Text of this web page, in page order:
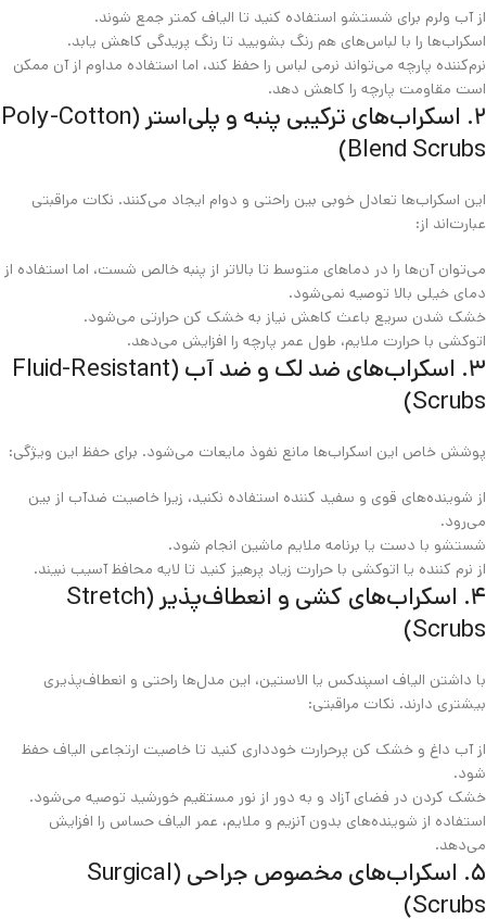
از آب ولرم برای شستشو استفاده کنید تا الیاف کمتر جمع شوند.
اسکراب‌ها را با لباس‌های هم‌ رنگ بشویید تا رنگ‌ پریدگی کاهش یابد.
نرم‌کننده پارچه می‌تواند نرمی لباس را حفظ کند، اما استفاده مداوم از آن ممکن
است مقاومت پارچه را کاهش دهد.
۲. اسکراب‌های ترکیبی پنبه و پلی‌استر (Poly-Cotton
Blend Scrubs)
این اسکراب‌ها تعادل خوبی بین راحتی و دوام ایجاد می‌کنند. نکات مراقبتی
عبارت‌اند از:
می‌توان آن‌ها را در دماهای متوسط تا بالاتر از پنبه خالص شست، اما استفاده از
دمای خیلی بالا توصیه نمی‌شود.
خشک‌ شدن سریع باعث کاهش نیاز به خشک‌ کن حرارتی می‌شود.
اتوکشی با حرارت ملایم، طول عمر پارچه را افزایش می‌دهد.
۳. اسکراب‌های ضد لک و ضد آب (Fluid-Resistant
Scrubs)
پوشش خاص این اسکراب‌ها مانع نفوذ مایعات می‌شود. برای حفظ این ویژگی:
از شوینده‌های قوی و سفید کننده استفاده نکنید، زیرا خاصیت ضدآب از بین
می‌رود.
شستشو با دست یا برنامه ملایم ماشین انجام شود.
از نرم‌ کننده یا اتوکشی با حرارت زیاد پرهیز کنید تا لایه محافظ آسیب نبیند.
۴. اسکراب‌های کشی و انعطاف‌پذیر (Stretch
Scrubs)
با داشتن الیاف اسپندکس یا الاستین، این مدل‌ها راحتی و انعطاف‌پذیری
بیشتری دارند. نکات مراقبتی:
از آب داغ و خشک‌ کن پرحرارت خودداری کنید تا خاصیت ارتجاعی الیاف حفظ
شود.
خشک‌ کردن در فضای آزاد و به دور از نور مستقیم خورشید توصیه می‌شود.
استفاده از شوینده‌های بدون آنزیم و ملایم، عمر الیاف حساس را افزایش
می‌دهد.
۵. اسکراب‌های مخصوص جراحی (Surgical
Scrubs)